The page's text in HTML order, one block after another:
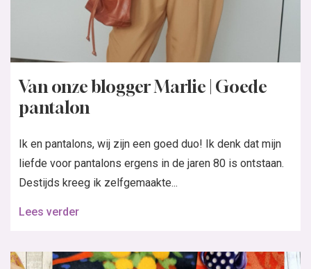
Van onze blogger Marlie | Goede
pantalon
Ik en pantalons, wij zijn een goed duo! Ik denk dat mijn
liefde voor pantalons ergens in de jaren 80 is ontstaan.
Destijds kreeg ik zelfgemaakte...
Lees verder